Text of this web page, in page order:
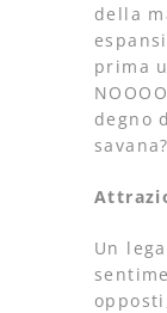
della
prima
degno
savana?
Un